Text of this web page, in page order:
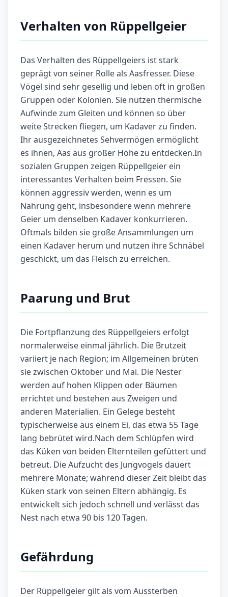
Verhalten von Rüppellgeier
Das Verhalten des Rüppellgeiers ist stark
geprägt von seiner Rolle als Aasfresser. Diese
Vögel sind sehr gesellig und leben oft in großen
Gruppen oder Kolonien. Sie nutzen thermische
Aufwinde zum Gleiten und können so über
weite Strecken fliegen, um Kadaver zu finden.
Ihr ausgezeichnetes Sehvermögen ermöglicht
es ihnen, Aas aus großer Höhe zu entdecken.In
sozialen Gruppen zeigen Rüppellgeier ein
interessantes Verhalten beim Fressen. Sie
können aggressiv werden, wenn es um
Nahrung geht, insbesondere wenn mehrere
Geier um denselben Kadaver konkurrieren.
Oftmals bilden sie große Ansammlungen um
einen Kadaver herum und nutzen ihre Schnäbel
geschickt, um das Fleisch zu erreichen.
Paarung und Brut
Die Fortpflanzung des Rüppellgeiers erfolgt
normalerweise einmal jährlich. Die Brutzeit
variiert je nach Region; im Allgemeinen brüten
sie zwischen Oktober und Mai. Die Nester
werden auf hohen Klippen oder Bäumen
errichtet und bestehen aus Zweigen und
anderen Materialien. Ein Gelege besteht
typischerweise aus einem Ei, das etwa 55 Tage
lang bebrütet wird.Nach dem Schlüpfen wird
das Küken von beiden Elternteilen gefüttert und
betreut. Die Aufzucht des Jungvogels dauert
mehrere Monate; während dieser Zeit bleibt das
Küken stark von seinen Eltern abhängig. Es
entwickelt sich jedoch schnell und verlässt das
Nest nach etwa 90 bis 120 Tagen.
Gefährdung
Der Rüppellgeier gilt als vom Aussterben